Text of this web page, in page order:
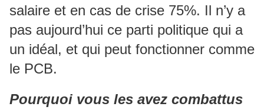
salaire et en cas de crise 75%. Il n’y a
pas aujourd’hui ce parti politique qui a
un idéal, et qui peut fonctionner comme
le PCB.
Pourquoi vous les avez combattus